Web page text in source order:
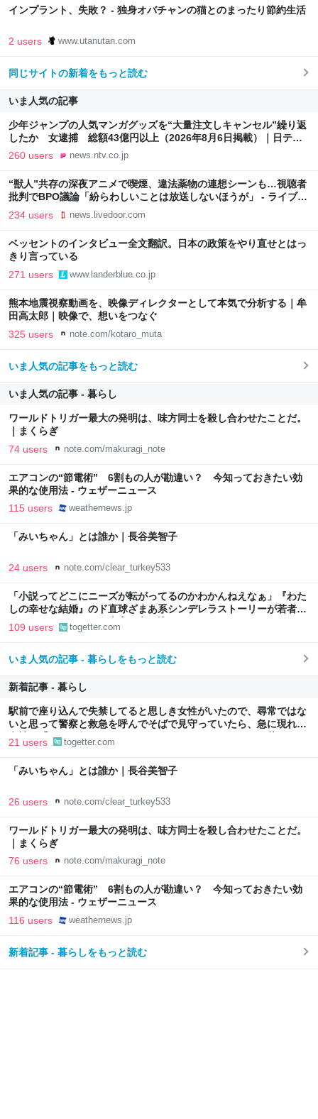
インプラント、失敗？ - 独身オバチャンの猫とのまったり節約生活
2 users www.utanutan.com
同じサイトの新着をもっと読む
いま人気の記事
少年ジャンプの人気マンガグッズを“大量注文しキャンセル”繰り返
したか 女逮捕 総額43億円以上（2026年8月6日掲載）｜日テレ
NEWS NNN
260 users news.ntv.co.jp
“獣人”共存の深夜アニメで喫煙、違法薬物の連想シーンも…視聴者
批判でBPO議論「紛らわしいことは放送しないほうが」 - ライブド
アニュース
234 users news.livedoor.com
ベッセントのインタビュー全文翻訳。日本の政策をやり直せとはっ
きり言っている
271 users www.landerblue.co.jp
熊本地震視察動画を、映像ディレクターとして本気で分析する｜牟
田高太郎｜映像で、想いをつなぐ
325 users note.com/kotaro_muta
いま人気の記事をもっと読む
いま人気の記事 - 暮らし
ワールドトリガー最大の発明は、味方同士を殺し合わせたことだ。
｜まくらぎ
74 users note.com/makuragi_note
エアコンの“節電術” 6割もの人が勘違い？ 今知っておきたい効
果的な使用法 - ウェザーニュース
115 users weathernews.jp
「みいちゃん」とは誰か｜長谷美智子
24 users note.com/clear_turkey533
「小説ってどこにニーズが転がってるのかわかんねえなぁ」『わた
しの幸せな結婚』のド直球ざまあ系シンデレラストーリーが若者に
ヒットしているという事実に考え込む
109 users togetter.com
いま人気の記事 - 暮らしをもっと読む
新着記事 - 暮らし
駅前で座り込んで失禁してると思しき女性がいたので、尋常ではな
いと思って警察と救急を呼んでそばで見守っていたら、急に現れた
女性に「あなた何してるんですか！？」とスマホをはたき落とされ
21 users togetter.com
「みいちゃん」とは誰か｜長谷美智子
26 users note.com/clear_turkey533
ワールドトリガー最大の発明は、味方同士を殺し合わせたことだ。
｜まくらぎ
76 users note.com/makuragi_note
エアコンの“節電術” 6割もの人が勘違い？ 今知っておきたい効
果的な使用法 - ウェザーニュース
116 users weathernews.jp
新着記事 - 暮らしをもっと読む